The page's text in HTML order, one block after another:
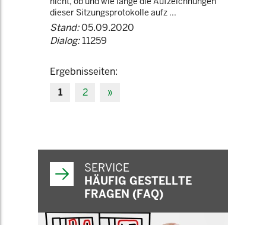
dieser Sitzungsprotokolle aufz ...
Stand:05.09.2020
Dialog:11259
Ergebnisseiten:
1
2 »
SERVICE
HÄUFIG GESTELLTE
FRAGEN (FAQ)